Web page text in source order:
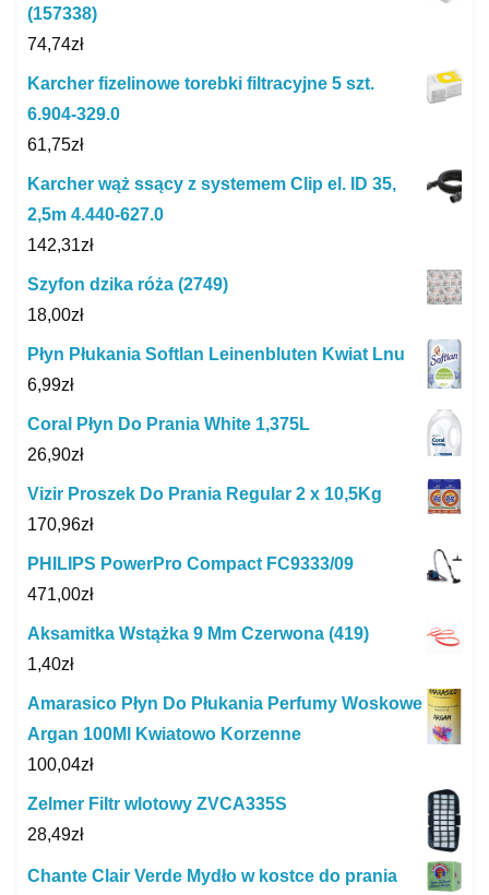
(157338)
74,74zł
Karcher fizelinowe torebki filtracyjne 5 szt.
6.904-329.0
61,75zł
Karcher wąż ssący z systemem Clip el. ID 35,
2,5m 4.440-627.0
142,31zł
Szyfon dzika róża (2749)
18,00zł
Płyn Płukania Softlan Leinenbluten Kwiat Lnu
6,99zł
Coral Płyn Do Prania White 1,375L
26,90zł
Vizir Proszek Do Prania Regular 2 x 10,5Kg
170,96zł
PHILIPS PowerPro Compact FC9333/09
471,00zł
Aksamitka Wstążka 9 Mm Czerwona (419)
1,40zł
Amarasico Płyn Do Płukania Perfumy Woskowe
Argan 100Ml Kwiatowo Korzenne
100,04zł
Zelmer Filtr wlotowy ZVCA335S
28,49zł
Chante Clair Verde Mydło w kostce do prania